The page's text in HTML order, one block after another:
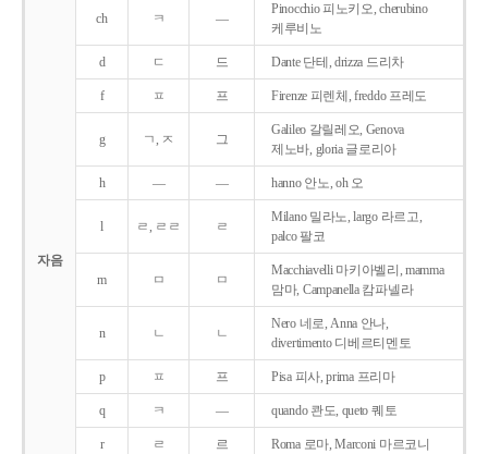
자음
ch ㅋ ―
Pinocchio 피노키오, cherubino
케루비노
d ㄷ 드 Dante 단테, drizza 드리차
f ㅍ 프 Firenze 피렌체, freddo 프레도
g ㄱ, ㅈ 그
Galileo 갈릴레오, Genova
제노바, gloria 글로리아
h ― ― hanno 안노, oh 오
l ㄹ, ㄹㄹ ㄹ
Milano 밀라노, largo 라르고,
palco 팔코
m ㅁ ㅁ
Macchiavelli 마키아벨리, mamma
맘마, Campanella 캄파넬라
n ㄴ ㄴ
Nero 네로, Anna 안나,
divertimento 디베르티멘토
p ㅍ 프 Pisa 피사, prima 프리마
q ㅋ ― quando 콴도, queto 퀘토
r ㄹ 르 Roma 로마, Marconi 마르코니